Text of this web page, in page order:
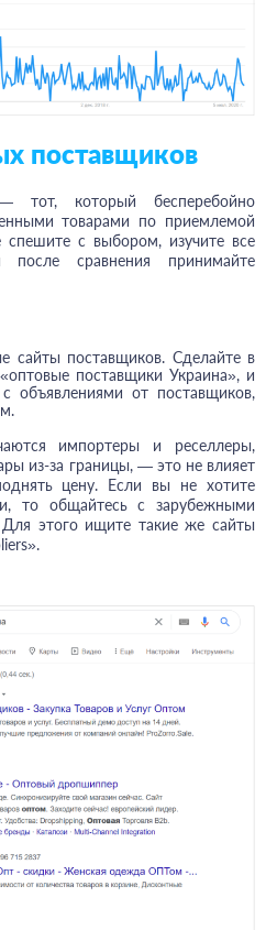
поставщиков
тот, который бесперебойно
товарами по приемлемой
с выбором, изучите все
сравнения принимайте
сайты поставщиков. Сделайте в
поставщики Украина», и
объявлениями от поставщиков,
импортеры и реселлеры,
из-за границы, — это не влияет
цену. Если вы не хотите
то общайтесь с зарубежными
этого ищите такие же сайты